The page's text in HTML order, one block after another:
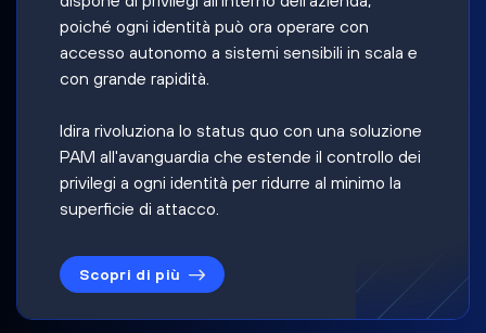
poiché ogni identità può ora operare con
accesso autonomo a sistemi sensibili in scala e
con grande rapidità.
Idira rivoluziona lo status quo con una soluzione
PAM all'avanguardia che estende il controllo dei
privilegi a ogni identità per ridurre al minimo la
superficie di attacco.
Scopri di più